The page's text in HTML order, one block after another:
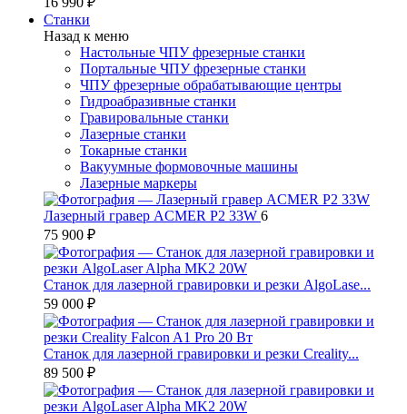
Станки
Назад к меню
Настольные ЧПУ фрезерные станки
Портальные ЧПУ фрезерные станки
ЧПУ фрезерные обрабатывающие центры
Гидроабразивные станки
Гравировальные станки
Лазерные станки
Токарные станки
Вакуумные формовочные машины
Лазерные маркеры
Лазерный гравер ACMER P2 33W 6
75 900 ₽
Станок для лазерной гравировки и резки AlgoLase...
59 000 ₽
Станок для лазерной гравировки и резки Creality...
89 500 ₽